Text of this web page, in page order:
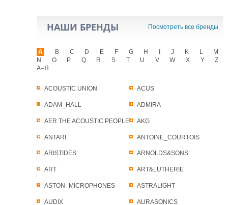
НАШИ БРЕНДЫ Посмотреть все бренды
A
ACOUSTIC UNION ACUS
ADAM_HALL ADMIRA
AER THE ACOUSTIC PEOPLE AKG
ANTARI ANTOINE_COURTOIS
ARISTIDES ARNOLDS&SONS
ART ART&LUTHERIE
ASTON_MICROPHONES ASTRALIGHT
AUDIX AURASONICS
B C D E F G H J K L
M
N
O P Q R S T U V W X Y
Z
А–Я